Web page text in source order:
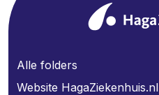
Alle folders
Website HagaZiekenhuis.nl